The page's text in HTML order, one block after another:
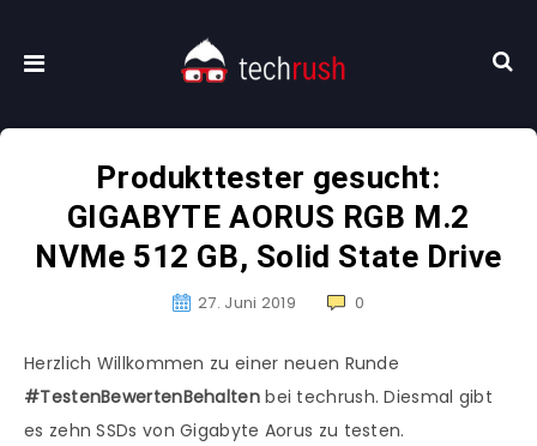
Produkttester gesucht:
GIGABYTE AORUS RGB M.2
NVMe 512 GB, Solid State Drive
27. Juni 2019 0
Herzlich Willkommen zu einer neuen Runde
#TestenBewertenBehaltenbei techrush. Diesmal gibt
es zehn SSDs von Gigabyte Aorus zu testen.